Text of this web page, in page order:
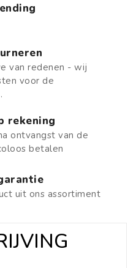
van redenen - wij
voor de
rekening
ontvangst van de
betalen
uit ons assortiment